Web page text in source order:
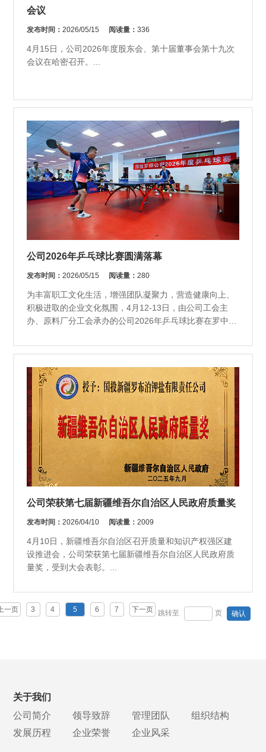
会议
发布时间：2026/05/15 阅读量：336
4月15日，公司2026年度股东会、第十届董事会第十九次
会议在哈密召开。...
公司2026年乒乓球比赛圆满落幕
发布时间：2026/05/15 阅读量：280
为丰富职工文化生活，增强团队凝聚力，营造健康向上、
积极进取的企业文化氛围，4月12-13日，由公司工会主
办、原料厂分工会承办的公司2026年乒乓球比赛在罗中文
公司荣获第七届新疆维吾尔自治区人民政府质量奖
发布时间：2026/04/10 阅读量：2009
4月10日，新疆维吾尔自治区召开质量和知识产权强区建
设推进会，公司荣获第七届新疆维吾尔自治区人民政府质
量奖，受到大会表彰。...
一页 3 4 5 6 7 下一页 跳转至 页
关于我们
公司简介
领导致辞 管理团队
组织结构
发展历程
企业荣誉 企业风采